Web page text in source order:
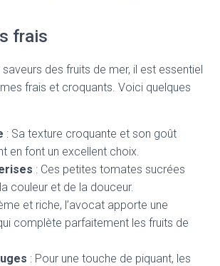
frais
des fruits de mer, il est essentiel
frais et croquants. Voici quelques
: Sa texture croquante et son goût
en font un excellent choix.
: Ces petites tomates sucrées
couleur et de la douceur.
et riche, l’avocat apporte une
complète parfaitement les fruits de
: Pour une touche de piquant, les